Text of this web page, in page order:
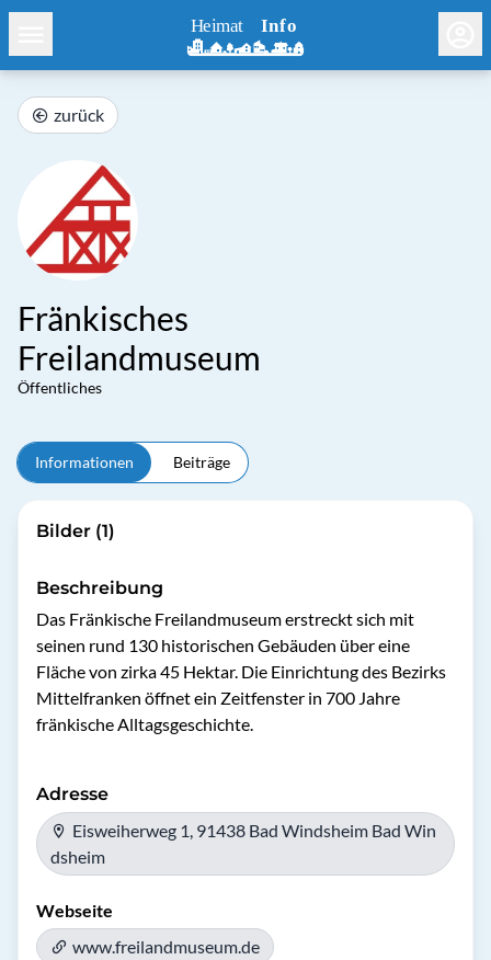
zurück
Fränkisches
Freilandmuseum
Öffentliches
Informationen Beiträge
Bilder (1)
Beschreibung
Das Fränkische Freilandmuseum erstreckt sich mit
seinen rund 130 historischen Gebäuden über eine
Fläche von zirka 45 Hektar. Die Einrichtung des Bezirks
Mittelfranken öffnet ein Zeitfenster in 700 Jahre
fränkische Alltagsgeschichte.
Adresse
Eisweiherweg 1, 91438 Bad Windsheim Bad Win
dsheim
Webseite
www.freilandmuseum.de